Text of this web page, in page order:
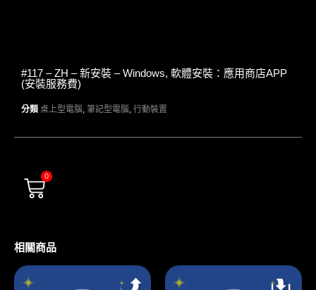
#117 – ZH – 新安裝 – Windows, 軟體安裝：應用商店APP
(安裝服務費)
分類 桌上型電腦 筆記型電腦 行動裝置
0
相關商品